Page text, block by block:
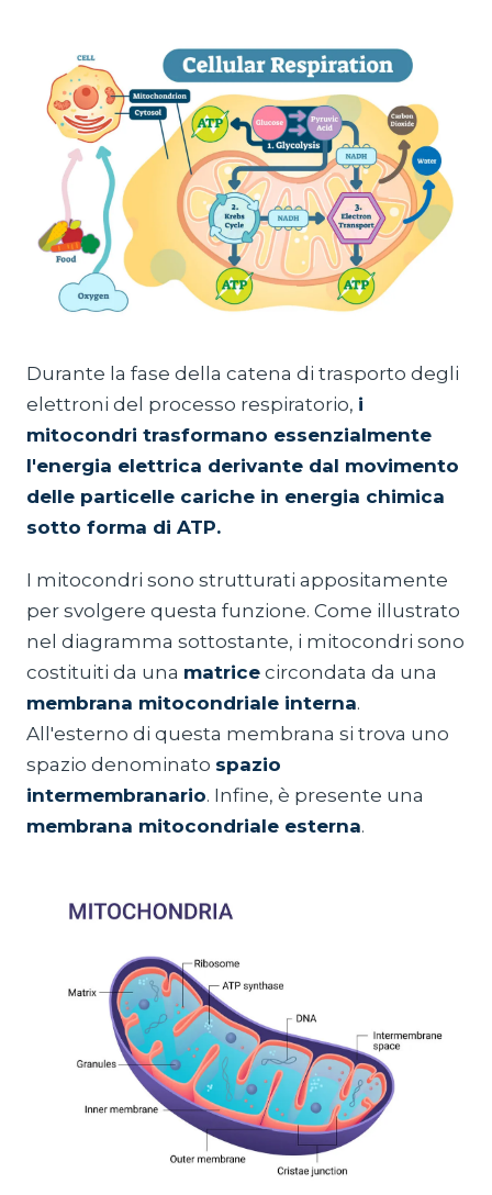
Durante la fase della catena di trasporto degli
elettroni del processo respiratorio, i
mitocondri trasformano essenzialmente
l'energia elettrica derivante dal movimento
delle particelle cariche in energia chimica
sotto forma di ATP.
I mitocondri sono strutturati appositamente
per svolgere questa funzione. Come illustrato
nel diagramma sottostante, i mitocondri sono
costituiti da una matrice circondata da una
membrana mitocondriale interna.
All'esterno di questa membrana si trova uno
spazio denominato spazio
intermembranario. Infine, è presente una
membrana mitocondriale esterna.